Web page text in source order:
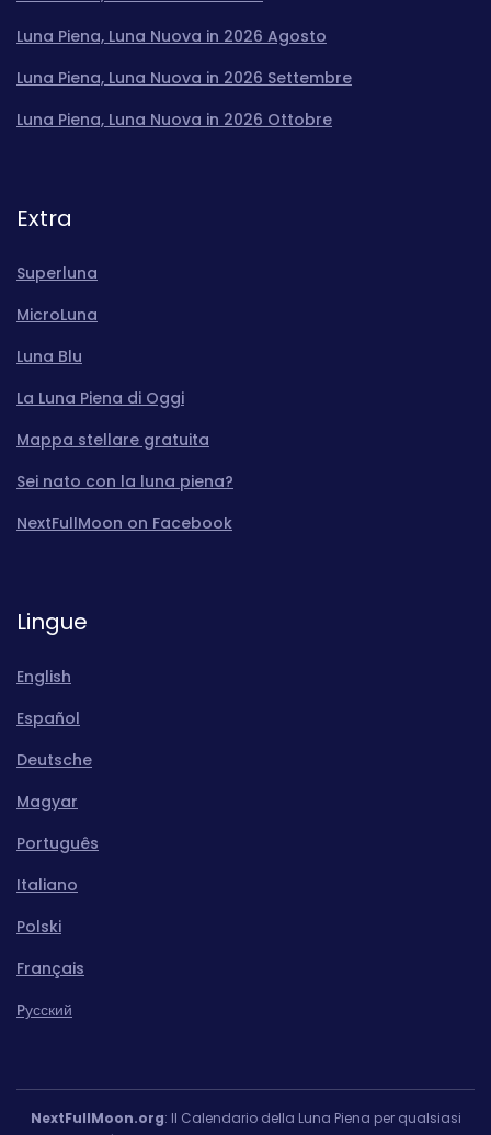
Luna Piena, Luna Nuova in 2026 Agosto
Luna Piena, Luna Nuova in 2026 Settembre
Luna Piena, Luna Nuova in 2026 Ottobre
Extra
Superluna
MicroLuna
Luna Blu
La Luna Piena di Oggi
Mappa stellare gratuita
Sei nato con la luna piena?
NextFullMoon on Facebook
Lingue
English
Español
Deutsche
Magyar
Português
Italiano
Polski
Français
Pусский
NextFullMoon.org: Il Calendario della Luna Piena per qualsiasi